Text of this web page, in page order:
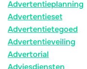
Advertentieplanning
Advertentieset
Advertentietegoed
Advertentieveiling
Advertorial